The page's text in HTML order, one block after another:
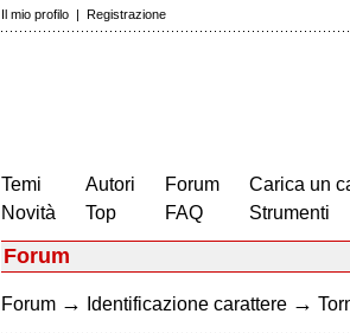
Il mio profilo | Registrazione
Temi
Novità
Autori
Top
Forum
FAQ
Carica un
Strumenti
Forum
Forum → Identificazione carattere →